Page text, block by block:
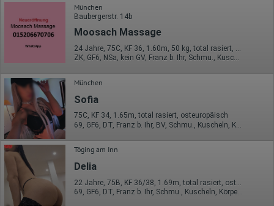
volle IP-Adresse an einen Server von Google in den USA
übertragen und dort gekürzt. Die von dem Browser des Nutzers
übermittelte IP-Adresse wird nicht mit anderen Daten von Google
zusammengeführt.
Erhobene Informationen zum Besucherverhalten sind folgende:
Herkunft (Land und Stadt)
Sprache
Betriebssystem
Gerät (PC, Tablet-PC oder Smartphone)
Browser und alle verwendeten Add-ons
Auflösung des Computers
Besucherquelle (Facebook, Suchmaschine oder
verweisende Webseite)
Welche Dateien wurden heruntergeladen?
Welche Videos angeschaut?
Wurden Werbebanner angeklickt?
Wohin ging der Besucher? Klickte er auf weitere Seiten des
Portals oder hat er sie komplett verlassen?
Wie lange blieb der Besucher?
München
Baubergerstr. 14b
Moosach Massage
24 Jahre, 75C, KF 36, 1.60m, 50 kg, total rasiert, asiatisch
ZK, GF6, NSa, kein GV, Franz b. Ihr, Schmu., Kuscheln, DSa
München
Sofia
75C, KF 34, 1.65m, total rasiert, osteuropäisch
Töging am Inn
Delia
69, GF6, DT, Franz b. Ihr, Schmu., Kuscheln, Körperküs., Mast.